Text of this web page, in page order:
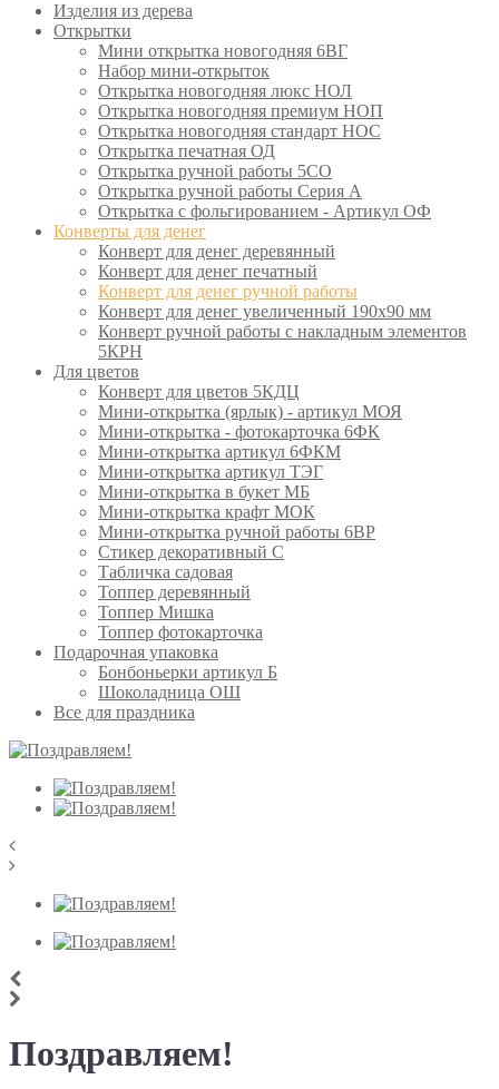
Изделия из дерева
Открытки
Мини открытка новогодняя 6ВГ
Набор мини-открыток
Открытка новогодняя люкс НОЛ
Открытка новогодняя премиум НОП
Открытка новогодняя стандарт НОС
Открытка печатная ОД
Открытка ручной работы 5СО
Открытка ручной работы Серия А
Открытка с фольгированием - Артикул ОФ
Конверты для денег
Конверт для денег деревянный
Конверт для денег печатный
Конверт для денег ручной работы
Конверт для денег увеличенный 190х90 мм
Конверт ручной работы с накладным элементов
5КРН
Для цветов
Конверт для цветов 5КДЦ
Мини-открытка (ярлык) - артикул МОЯ
Мини-открытка - фотокарточка 6ФК
Мини-открытка артикул 6ФКМ
Мини-открытка артикул ТЭГ
Мини-открытка в букет МБ
Мини-открытка крафт МОК
Мини-открытка ручной работы 6ВР
Стикер декоративный С
Табличка садовая
Топпер деревянный
Топпер Мишка
Топпер фотокарточка
Подарочная упаковка
Бонбоньерки артикул Б
Шоколадница ОШ
Все для праздника
Поздравляем!